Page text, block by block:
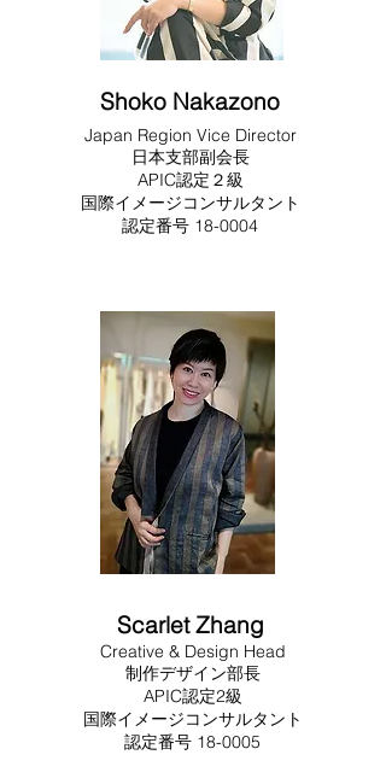
Shoko Nakazono
Japan Region Vice Director
日本支部副会長
APIC認定２級
国際イメージコンサルタント
​​認定番号 18-0004
Scarlet Zhang
Creative & Design Head
制作デザイン部長
APIC認定2級
国際イメージコンサルタント
​​認定番号 18-0005